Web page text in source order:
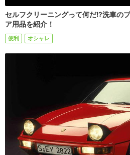
セルフクリーニングって何だ!?洗車の
ア用品を紹介！
便利 オシャレ